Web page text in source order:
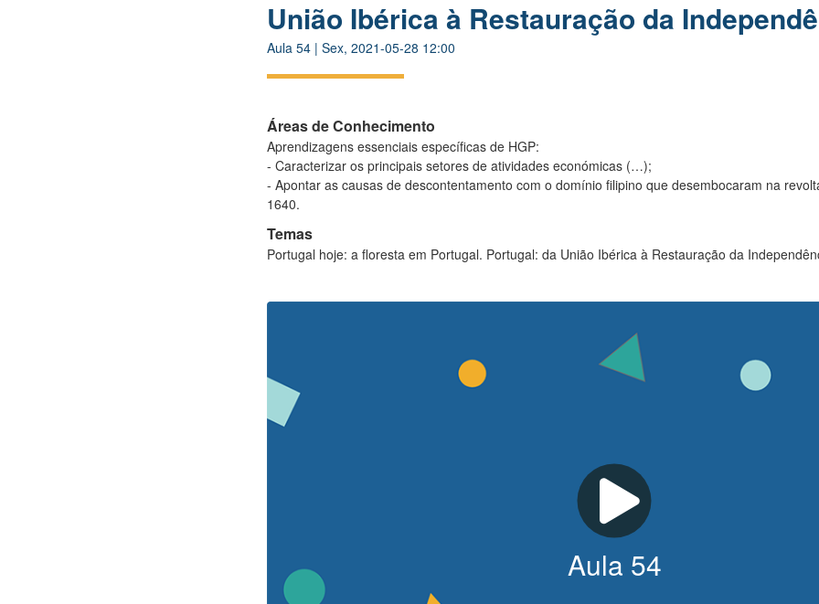
União Ibérica à Restauração da
Aula 54 | Sex, 2021-05-28 12:00
Áreas de Conhecimento
Aprendizagens essenciais específicas de HGP:
- Caracterizar os principais setores de atividades económicas (…);
- Apontar as causas de descontentamento com o domínio filipino que desembocaram na
1640.
Temas
Portugal hoje: a floresta em Portugal. Portugal: da União Ibérica à Restauração da
Aula 54